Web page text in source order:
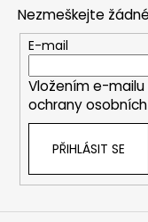
Nezmeškejte
E-mail
Vložením e-
ochrany
PŘIHLÁSIT SE